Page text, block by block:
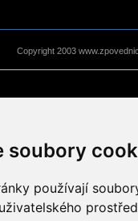
soubory
používají
Copyright 2003